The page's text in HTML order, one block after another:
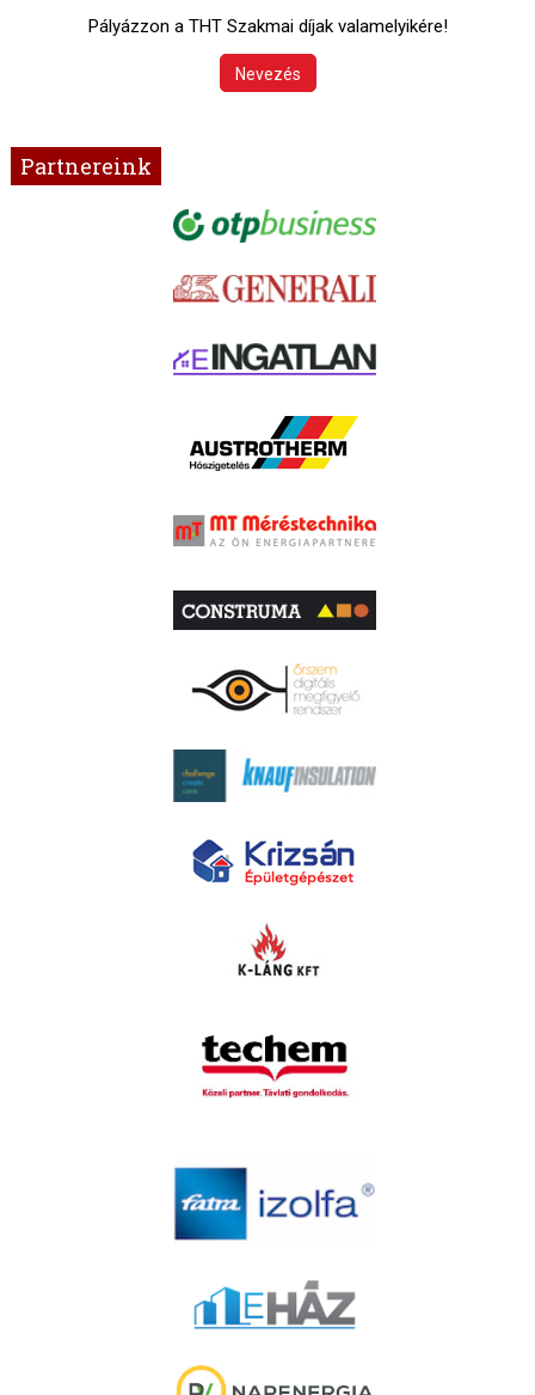
Pályázzon a THT Szakmai díjak valamelyikére!
Nevezés
Partnereink